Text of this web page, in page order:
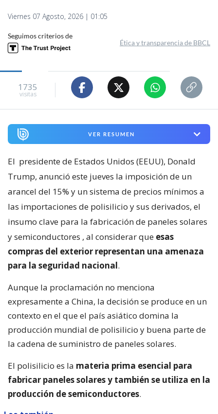
Viernes 07 Agosto, 2026 | 01:05
Seguimos criterios de
Ética y transparencia de BBCL
1735
visitas
VER RESUMEN
El presidente de Estados Unidos (EEUU), Donald
Trump, anunció este jueves la imposición de un
arancel del 15% y un sistema de precios mínimos a
las importaciones de polisilicio y sus derivados, el
insumo clave para la fabricación de paneles solares
y semiconductores , al considerar que esas
compras del exterior representan una amenaza
para la seguridad nacional.
Aunque la proclamación no menciona
expresamente a China, la decisión se produce en un
contexto en el que el país asiático domina la
producción mundial de polisilicio y buena parte de
la cadena de suministro de paneles solares.
El polisilicio es la materia prima esencial para
fabricar paneles solares y también se utiliza en la
producción de semiconductores.